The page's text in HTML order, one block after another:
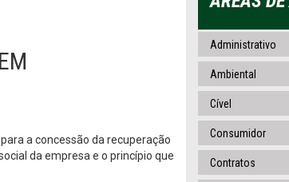
a concessão da recuperação
da empresa e o princípio que
Administrativo
Ambiental
Cível
Consumidor
Contratos